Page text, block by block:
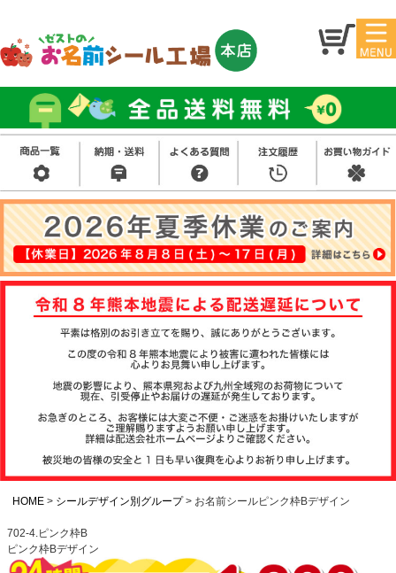
マイ
ジ
お名
前シ
ール
アイ
ロン
シー
ル
お買
い得
セッ
ト
スタ
ンプ
その
他
注文履歴
て
について
HOME シールデザイン別グループ お名前シールピンク枠Bデザイン
702-4.ピンク枠B
ピンク枠Bデザイン